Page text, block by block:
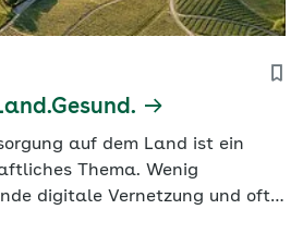
auf dem Land ist ein
Thema. Wenig
digitale Vernetzung und oft